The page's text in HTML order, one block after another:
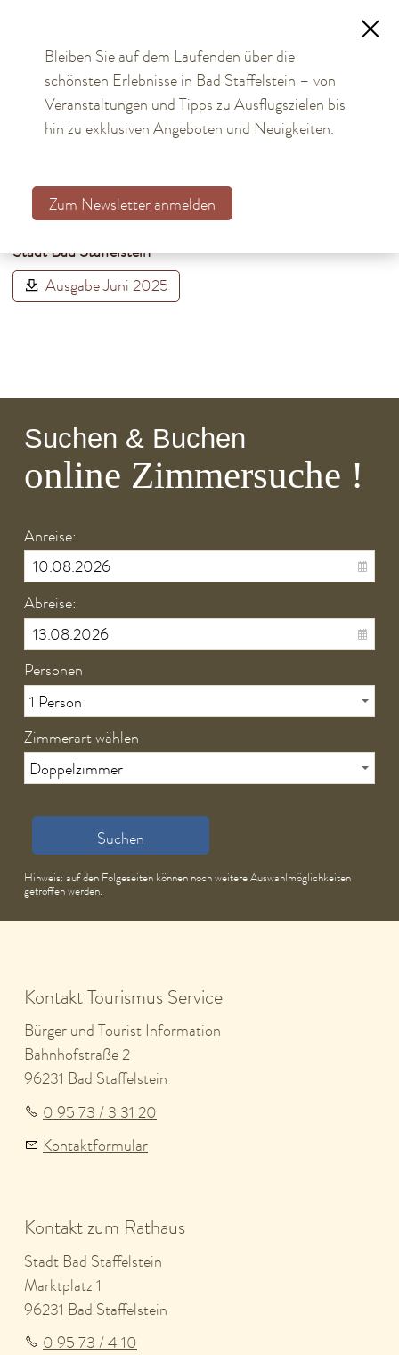
TOURISMUS
Aktuelles
Stellenausschreibungen
Verpachtungen, Vermietungen
Planen, Bauen, Immobilien
Bürgerservice online
Rathaus
Stadtteile
Service & Infos
Kontakt & Rechtliches
Adam-Riese-Bote
Informationsblatt für Bürger*innen und Gäste mit
amtlichen Mitteilungen und Veranstaltungskalender der
Stadt Bad Staffelstein
Ausgabe Juni 2025
Suchen & Buchen
online Zimmersuche !
Anreise:
Abreise:
Personen
Zimmerart wählen
Suchen
Hinweis: auf den Folgeseiten können noch weitere Auswahlmöglichkeiten
getroffen werden.
Bleiben Sie auf dem Laufenden über die
schönsten Erlebnisse in Bad Staffelstein – von
Veranstaltungen und Tipps zu Ausflugszielen bis
hin zu exklusiven Angeboten und Neuigkeiten.
Zum Newsletter anmelden
Kontakt Tourismus Service
Bürger und Tourist Information
Bahnhofstraße 2
96231 Bad Staffelstein
0 95 73 / 3 31 20
Kontaktformular
Kontakt zum Rathaus
Stadt Bad Staffelstein
Marktplatz 1
96231 Bad Staffelstein
0 95 73 / 4 10